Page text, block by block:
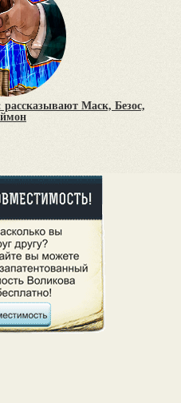
Маск, Безос,